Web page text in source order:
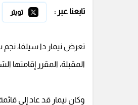
تابعنا عبر : تويتر
تعرض نيمار دا سيلفا،
المقبلة، المقرر إقامتها